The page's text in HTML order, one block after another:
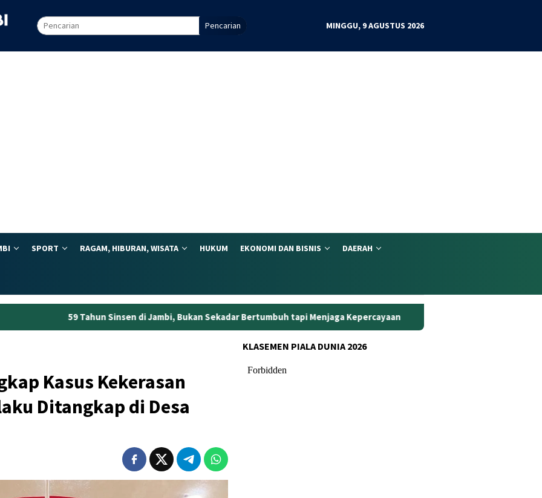
Pencarian MINGGU, 9 AGUSTUS 2026
SPORT RAGAM, HIBURAN, WISATA HUKUM EKONOMI DAN BISNIS DAERAH
Sinsen di Jambi, Bukan Sekadar Bertumbuh tapi Menjaga Kepercayaan Curanmor di Oko Laundry Jambi: Satu Ambil
Kasus Kekerasan
Ditangkap di Desa
KLASEMEN PIALA DUNIA 2026